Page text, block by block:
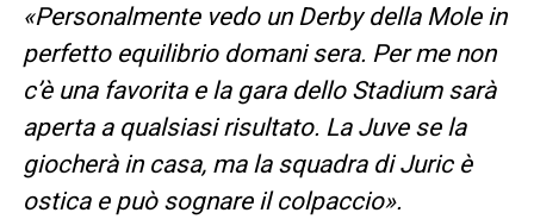
«Personalmente vedo un Derby della Mole in
perfetto equilibrio domani sera. Per me non
c’è una favorita e la gara dello Stadium sarà
aperta a qualsiasi risultato. La Juve se la
giocherà in casa, ma la squadra di Juric è
ostica e può sognare il colpaccio».